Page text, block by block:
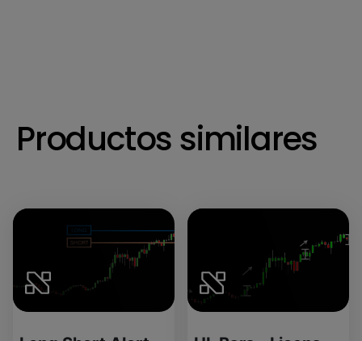
Productos similares